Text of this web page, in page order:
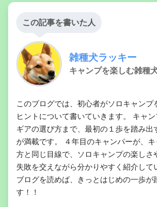
この記事を書いた人
雑種犬ラッキー
キャンプを楽しむ雑種
このブログでは、初心者がソロキャンプ
ヒントについて書いていきます。 キャ
ギアの選び方まで、最初の１歩を踏み出
が満載です。 ４年目のキャンパーが、
方と同じ目線で、ソロキャンプの楽しさ
失敗を交えながら分かりやすく紹介して
ブログを読めば、きっとはじめの一歩が
す！！